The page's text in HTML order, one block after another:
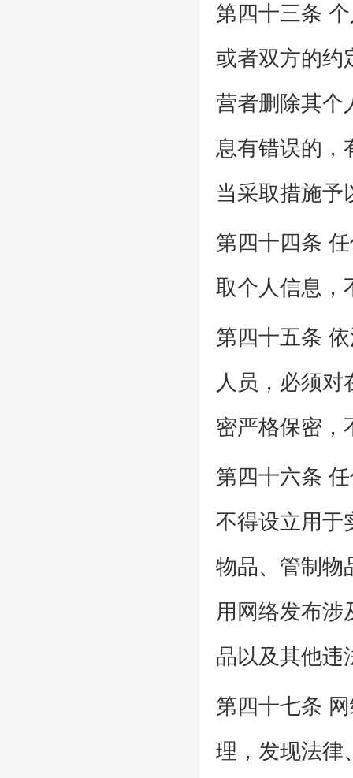
第四十三条
或者双方的约
营者删除其个
息有错误的，
当采取措施予
第四十四条
取个人信息，
第四十五条
人员，必须
密严格保密，
第四十六条
不得设立用于
物品、管制物
用网络发布涉
品以及其他违
第四十七条
理，发现法律